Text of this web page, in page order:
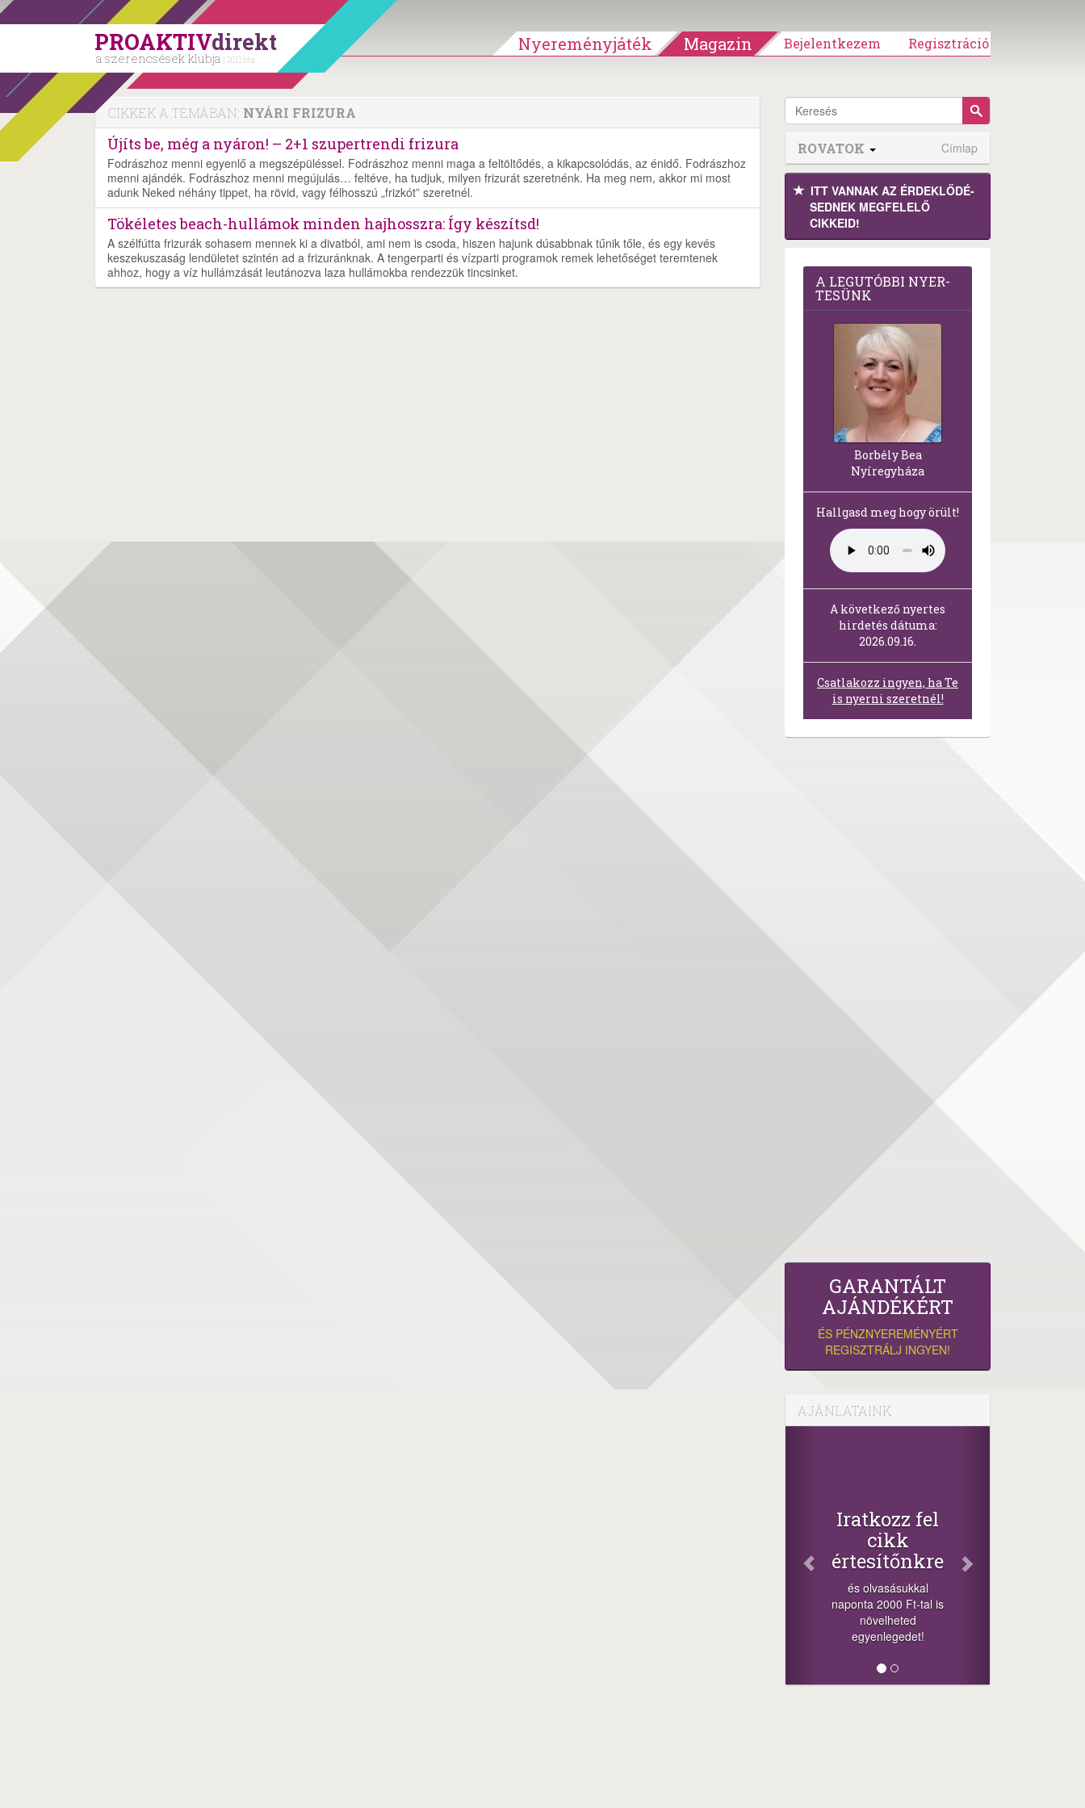
PROAKTIVdirekt
a szerencsések klubja | 2011 óta
Nyereményjáték Magazin Bejelentkezem Regisztráció
CIKKEK A TÉMÁBAN: NYÁRI FRIZURA
Újíts be, még a nyáron! – 2+1 szupertrendi frizura
Fodrászhoz menni egyenlő a megszépüléssel. Fodrászhoz menni maga a feltöltődés, a kikapcsolódás, az énidő. Fodrászhoz
menni ajándék. Fodrászhoz menni megújulás… feltéve, ha tudjuk, milyen frizurát szeretnénk. Ha meg nem, akkor mi most
adunk Neked néhány tippet, ha rövid, vagy félhosszú „frizkót” szeretnél.
Tökéletes beach-hullámok minden hajhosszra: Így készítsd!
A szélfútta frizurák sohasem mennek ki a divatból, ami nem is csoda, hiszen hajunk dúsabbnak tűnik tőle, és egy kevés
keszekuszaság lendületet szintén ad a frizuránknak. A tengerparti és vízparti programok remek lehetőséget teremtenek
ahhoz, hogy a víz hullámzását leutánozva laza hullámokba rendezzük tincsinket.
ROVATOK Címlap
ITT VANNAK AZ ÉRDEK­LŐDÉ­
SEDNEK MEGFE­LELŐ
CIKKEID!
A LEG­U­TÓB­BI NYER­
TE­SÜNK
Borbély Bea
Nyíregyháza
Hallgasd meg hogy örült!
A következő nyertes
hirdetés dátuma:
2026.09.16.
Csatlakozz ingyen, ha Te
is nyerni szeretnél!
GARANTÁLT
AJÁNDÉKÉRT
ÉS PÉNZNYEREMÉNYÉRT
REGISZTRÁLJ INGYEN!
AJÁNLATAINK
Iratkozz fel
cikk
értesítőnkre
és olvasásukkal
naponta 2000 Ft-tal is
növelheted
egyenlegedet!